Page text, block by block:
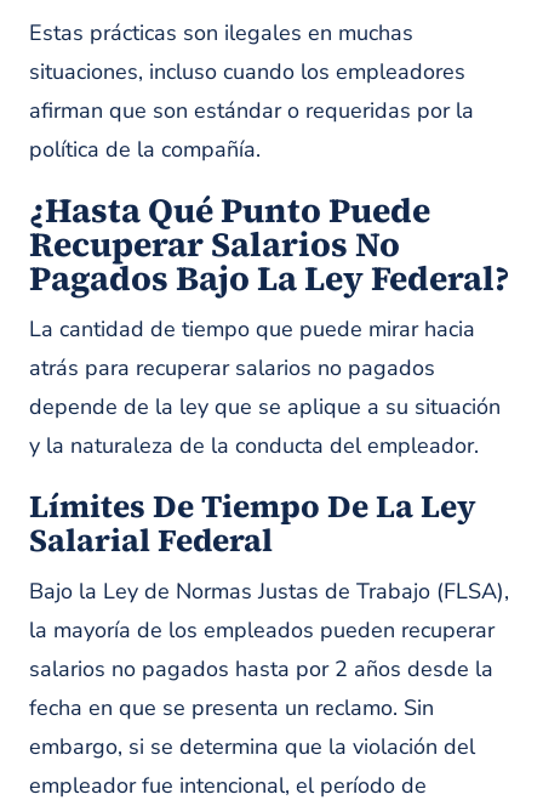
Estas prácticas son ilegales en muchas
situaciones, incluso cuando los empleadores
afirman que son estándar o requeridas por la
política de la compañía.
¿Hasta Qué Punto Puede
Recuperar Salarios No
Pagados Bajo La Ley Federal?
La cantidad de tiempo que puede mirar hacia
atrás para recuperar salarios no pagados
depende de la ley que se aplique a su situación
y la naturaleza de la conducta del empleador.
Límites De Tiempo De La Ley
Salarial Federal
Bajo la Ley de Normas Justas de Trabajo (FLSA),
la mayoría de los empleados pueden recuperar
salarios no pagados hasta por 2 años desde la
fecha en que se presenta un reclamo. Sin
embargo, si se determina que la violación del
empleador fue intencional, el período de